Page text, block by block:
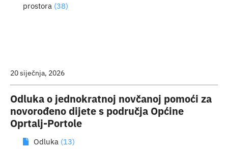
Događaji
prostora (38)
20 siječnja, 2026
Odluka o jednokratnoj novčanoj pomoći za
novorođeno dijete s područja Općine
Oprtalj-Portole
Odluka (13)